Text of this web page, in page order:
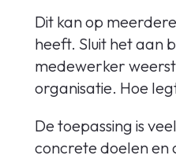
Dit kan op
heeft. Sluit het aan
medewerker
organisatie. Hoe
De toepassing is
concrete doelen en